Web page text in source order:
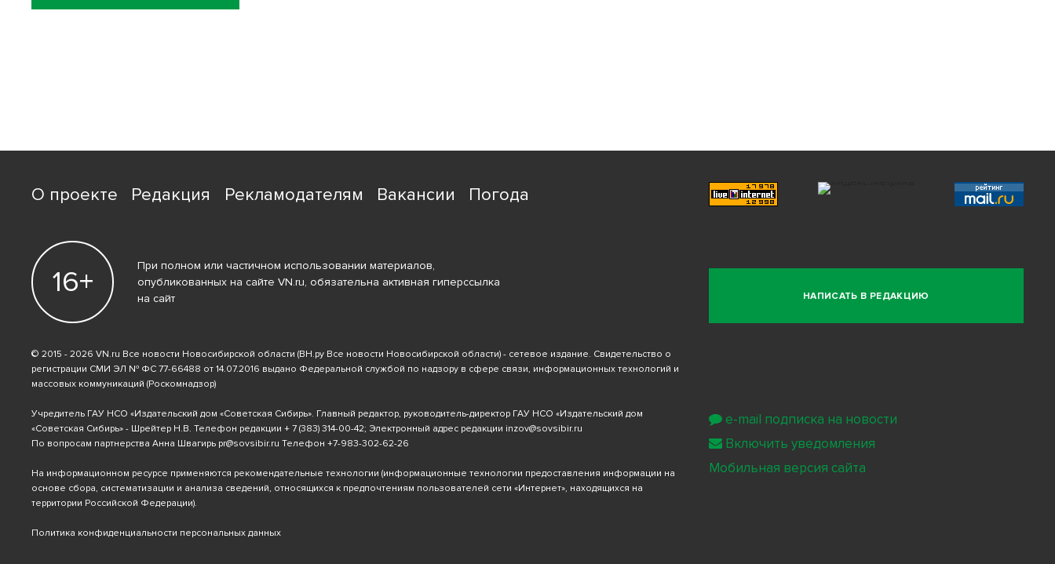
О проекте Редакция Рекламодателям Вакансии Погода
НАПИСАТЬ В РЕДАКЦИЮ
16+
При полном или частичном использовании материалов,
опубликованных на сайте VN.ru, обязательна активная гиперссылка
на сайт
© 2015 - 2026 VN.ru Все новости Новосибирской области (ВН.ру Все новости Новосибирской области) - сетевое издание. Свидетельство о
регистрации СМИ ЭЛ № ФС 77-66488 от 14.07.2016 выдано Федеральной службой по надзору в сфере связи, информационных технологий и
массовых коммуникаций (Роскомнадзор)
Учредитель ГАУ НСО «Издательский дом «Советская Сибирь». Главный редактор, руководитель-директор ГАУ НСО «Издательский дом
«Советская Сибирь» - Шрейтер Н.В. Телефон редакции + 7 (383) 314-00-42; Электронный адрес редакции inzov@sovsibir.ru
По вопросам партнерства Анна Швагирь pr@sovsibir.ru Телефон +7-983-302-62-26
На информационном ресурсе применяются рекомендательные технологии (информационные технологии предоставления информации на
основе сбора, систематизации и анализа сведений, относящихся к предпочтениям пользователей сети «Интернет», находящихся на
территории Российской Федерации).
Политика конфиденциальности персональных данных
e-mail подписка на новости
Включить уведомления
Мобильная версия сайта